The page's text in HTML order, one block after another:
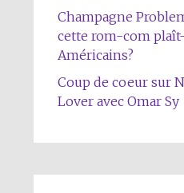
Champagne
cette rom-com
Américains?
Coup de coeur sur
Lover avec Omar Sy